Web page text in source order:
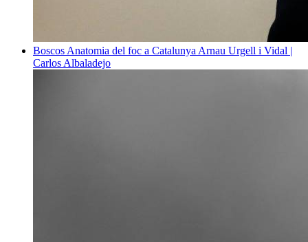
Boscos Anatomia del foc a Catalunya Arnau Urgell i Vidal |
Carlos Albaladejo